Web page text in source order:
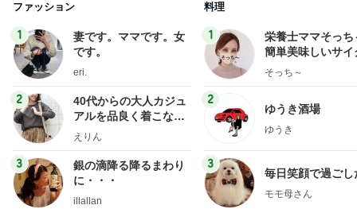
ファッション
1
妻です。ママです。女
です。
eri.
2
40代からの大人カジュ
アルを品良く着こなす
ファッションブログ
えりん
3
銀の滴降る降るまわり
に・・・
illallan
料理
1
栄養士ママそっち
簡単美味しいサイ
献立
そっち～
2
ゆうき酒場
ゆうき
3
毎日笑顔で過ごし
モモ母さん